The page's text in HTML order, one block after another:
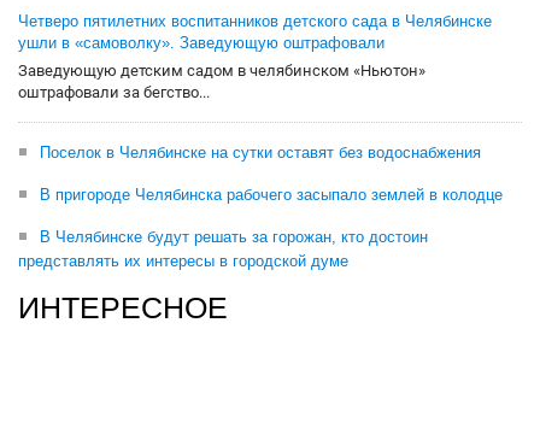
Четверо пятилетних воспитанников детского сада в Челябинске
ушли в «самоволку». Заведующую оштрафовали
Заведующую детским садом в челябинском «Ньютон»
оштрафовали за бегство...
Поселок в Челябинске на сутки оставят без водоснабжения
В пригороде Челябинска рабочего засыпало землей в колодце
В Челябинске будут решать за горожан, кто достоин
представлять их интересы в городской думе
ИНТЕРЕСНОЕ